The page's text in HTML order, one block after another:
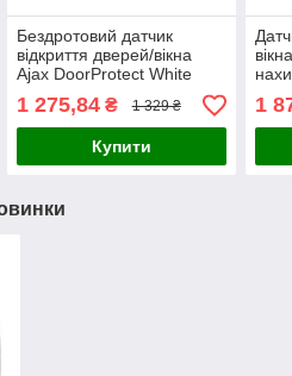
Бездротовий датчик
відкриття дверей/вікна
Ajax DoorProtect White
(38099.03.WH1)
1 275,84₴ 1 329 ₴
Купити
1